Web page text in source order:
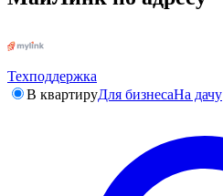
Техподдержка
В квартируДля бизнесаНа дачу